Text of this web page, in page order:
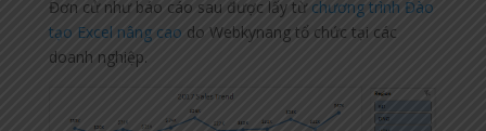
Đơn cử như báo cáo sau được lấy từ chương trình Đào
tạo Excel nâng cao do Webkynang tổ chức tại các
doanh nghiệp.